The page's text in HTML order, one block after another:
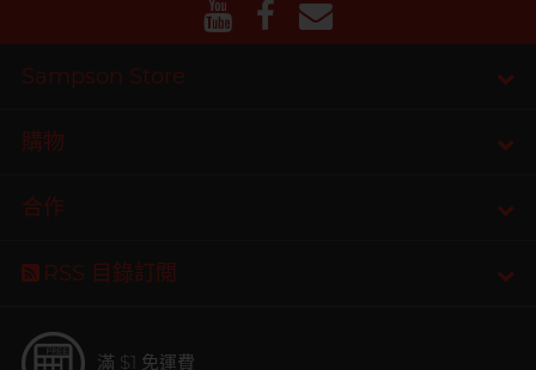
Sampson Store
購物
合作
RSS 目錄訂閲
滿 $1 免運費